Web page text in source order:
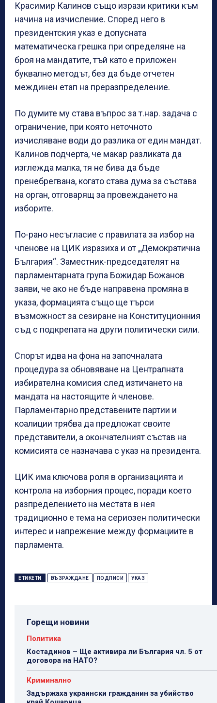
Красимир Калинов също изрази критики към
начина на изчисление. Според него в
президентския указ е допусната
математическа грешка при определяне на
броя на мандатите, тъй като е приложен
буквално методът, без да бъде отчетен
междинен етап на преразпределение.
По думите му става въпрос за т.нар. задача с
ограничение, при която неточното
изчисляване води до разлика от един мандат.
Калинов подчерта, че макар разликата да
изглежда малка, тя не бива да бъде
пренебрегвана, когато става дума за състава
на орган, отговарящ за провеждането на
изборите.
По-рано несъгласие с правилата за избор на
членове на ЦИК изразиха и от „Демократична
България“. Заместник-председателят на
парламентарната група Божидар Божанов
заяви, че ако не бъде направена промяна в
указа, формацията също ще търси
възможност за сезиране на Конституционния
съд с подкрепата на други политически сили.
Спорът идва на фона на започналата
процедура за обновяване на Централната
избирателна комисия след изтичането на
мандата на настоящите ѝ членове.
Парламентарно представените партии и
коалиции трябва да предложат своите
представители, а окончателният състав на
комисията се назначава с указ на президента.
ЦИК има ключова роля в организацията и
контрола на изборния процес, поради което
разпределението на местата в нея
традиционно е тема на сериозен политически
интерес и напрежение между формациите в
парламента.
ЕТИКЕТИ ВЪЗРАЖДАНЕ ПОДПИСИ УКАЗ
Горещи новини
Политика
Костадинов – Ще активира ли България чл. 5 от
договора на НАТО?
Криминално
Задържаха украински гражданин за убийство